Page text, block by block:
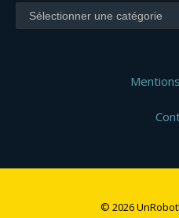
Catégories
© 2026